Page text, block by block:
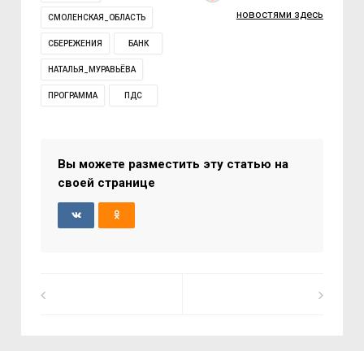
СМОЛЕНСКАЯ_ОБЛАСТЬ
СБЕРЕЖЕНИЯ БАНК
НАТАЛЬЯ_МУРАВЬЁВА
ПРОГРАММА ПДС
новостями здесь
Вы можете разместить эту статью на
своей странице